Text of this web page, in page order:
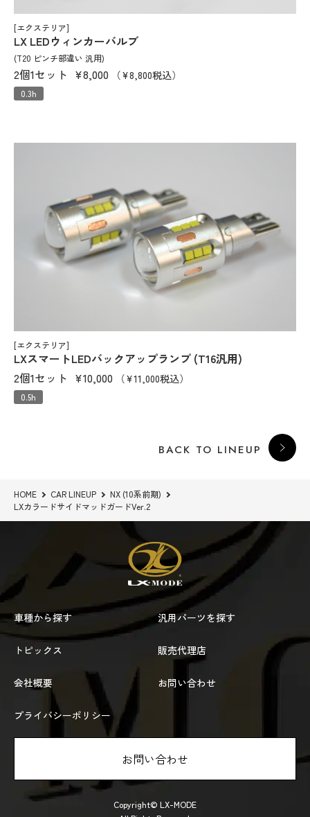
[エクステリア]
LX LEDウィンカーバルブ
(T20 ピンチ部違い 汎用)
2個1セット ¥8,000 （¥8,800税込）
0.3h
[エクステリア]
LXスマートLEDバックアップランプ (T16汎用)
2個1セット ¥10,000 （¥11,000税込）
0.5h
BACK TO LINEUP
HOME CAR LINEUP
NX (10系前期)
LXカラードサイドマッドガードVer.2
車種から探す 汎用パーツを探す
トピックス 販売代理店
会社概要 お問い合わせ
プライバシーポリシー
お問い合わせ
Copyright© LX-MODE